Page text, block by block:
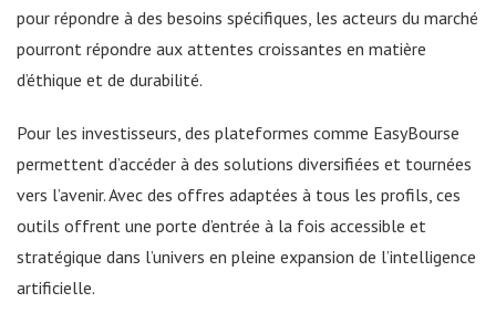
pour répondre à des besoins spécifiques, les acteurs du marché
pourront répondre aux attentes croissantes en matière
d’éthique et de durabilité.
Pour les investisseurs, des plateformes comme EasyBourse
permettent d’accéder à des solutions diversifiées et tournées
vers l’avenir. Avec des offres adaptées à tous les profils, ces
outils offrent une porte d’entrée à la fois accessible et
stratégique dans l’univers en pleine expansion de l’intelligence
artificielle.